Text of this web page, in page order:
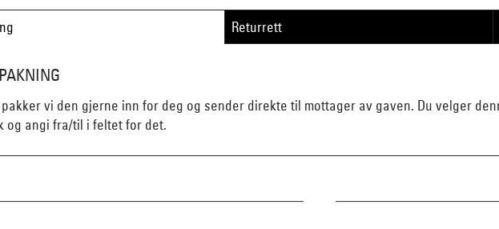
Returrett
vi den gjerne inn for deg og sender direkte til mottager av gaven. Du velger
og angi fra/til i feltet for det.